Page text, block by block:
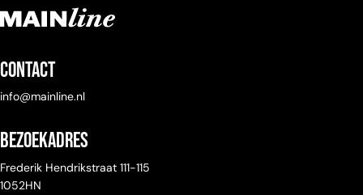
Contact
info@mainline.nl
Bezoekadres
Frederik Hendrikstraat 111-115
1052HN